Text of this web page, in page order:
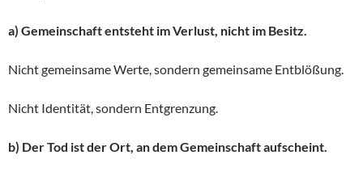
a) Gemeinschaft entsteht im Verlust, nicht im Besitz.
Nicht gemeinsame Werte, sondern gemeinsame Entblößung.
Nicht Identität, sondern Entgrenzung.
b) Der Tod ist der Ort, an dem Gemeinschaft aufscheint.